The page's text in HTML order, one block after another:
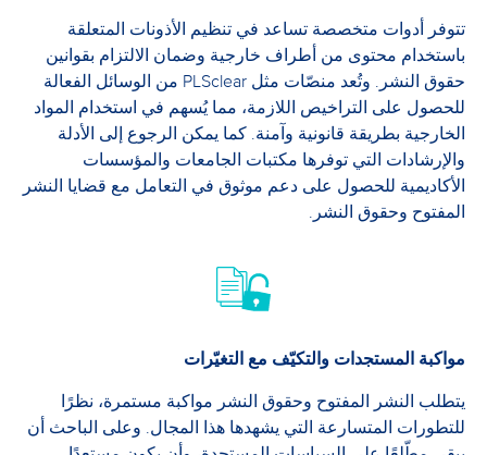
تتوفر أدوات متخصصة تساعد في تنظيم الأذونات المتعلقة
باستخدام محتوى من أطراف خارجية وضمان الالتزام بقوانين
حقوق النشر. وتُعد منصّات مثل PLSclear من الوسائل الفعالة
للحصول على التراخيص اللازمة، مما يُسهم في استخدام المواد
الخارجية بطريقة قانونية وآمنة. كما يمكن الرجوع إلى الأدلة
والإرشادات التي توفرها مكتبات الجامعات والمؤسسات
الأكاديمية للحصول على دعم موثوق في التعامل مع قضايا النشر
المفتوح وحقوق النشر.
مواكبة المستجدات والتكيّف مع التغيّرات
يتطلب النشر المفتوح وحقوق النشر مواكبة مستمرة، نظرًا
للتطورات المتسارعة التي يشهدها هذا المجال. وعلى الباحث أن